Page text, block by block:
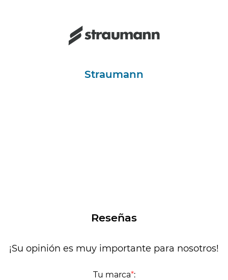
Straumann
Reseñas
¡Su opinión es muy importante para nosotros!
Tu marca*: